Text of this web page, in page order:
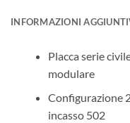
INFORMAZIONI
Placca serie
modulare
Configurazione
incasso 502